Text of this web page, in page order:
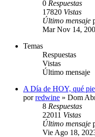
0 Respuestas
17820 Vistas
Último mensaje
Mar Nov 14,
Temas
Respuestas
Vistas
Último mensaje
A Día de HOY, qué
porredwine » Dom
8 Respuestas
22011 Vistas
Último mensaje
Vie Ago 18,